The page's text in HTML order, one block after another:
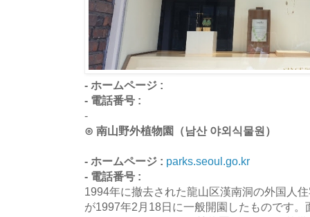
- ホームページ :
- 電話番号 :
-
⊙ 南山野外植物園（남산 야외식물원）
- ホームページ : parks.seoul.go.kr
- 電話番号 :
1994年に撤去された龍山区漢南洞の外国人
が1997年2月18日に一般開園したものです